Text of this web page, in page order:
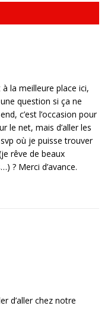
la meilleure place ici,
question si ça ne
c’est l’occasion pour
le net, mais d’aller les
où je puisse trouver
rêve de beaux
? Merci d’avance.
d’aller chez notre